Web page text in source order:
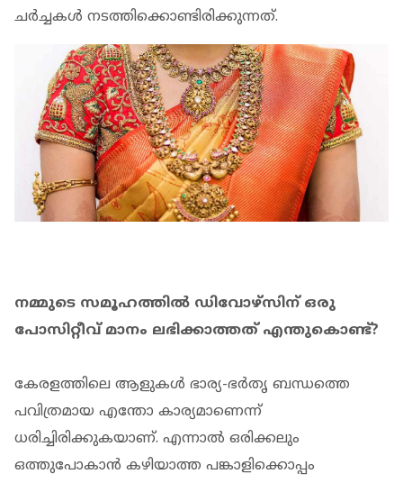
ചർച്ചകൾ നടത്തിക്കൊണ്ടിരിക്കുന്നത്.
നമ്മുടെ സമൂഹത്തിൽ ഡിവോഴ്‌സിന് ഒരു
പോസിറ്റീവ് മാനം ലഭിക്കാത്തത് എന്തുകൊണ്ട്?
കേരളത്തിലെ ആളുകൾ ഭാര്യ-ഭർതൃ ബന്ധത്തെ
പവിത്രമായ എന്തോ കാര്യമാണെന്ന്
ധരിച്ചിരിക്കുകയാണ്. എന്നാൽ ഒരിക്കലും
ഒത്തുപോകാൻ കഴിയാത്ത പങ്കാളിക്കൊപ്പം